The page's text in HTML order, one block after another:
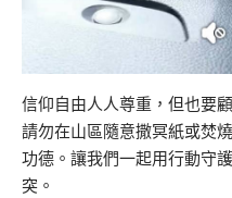
信仰自由人人尊重，但也要
請勿在山區隨意撒冥紙或焚
功德。讓我們一起用行動守
突。